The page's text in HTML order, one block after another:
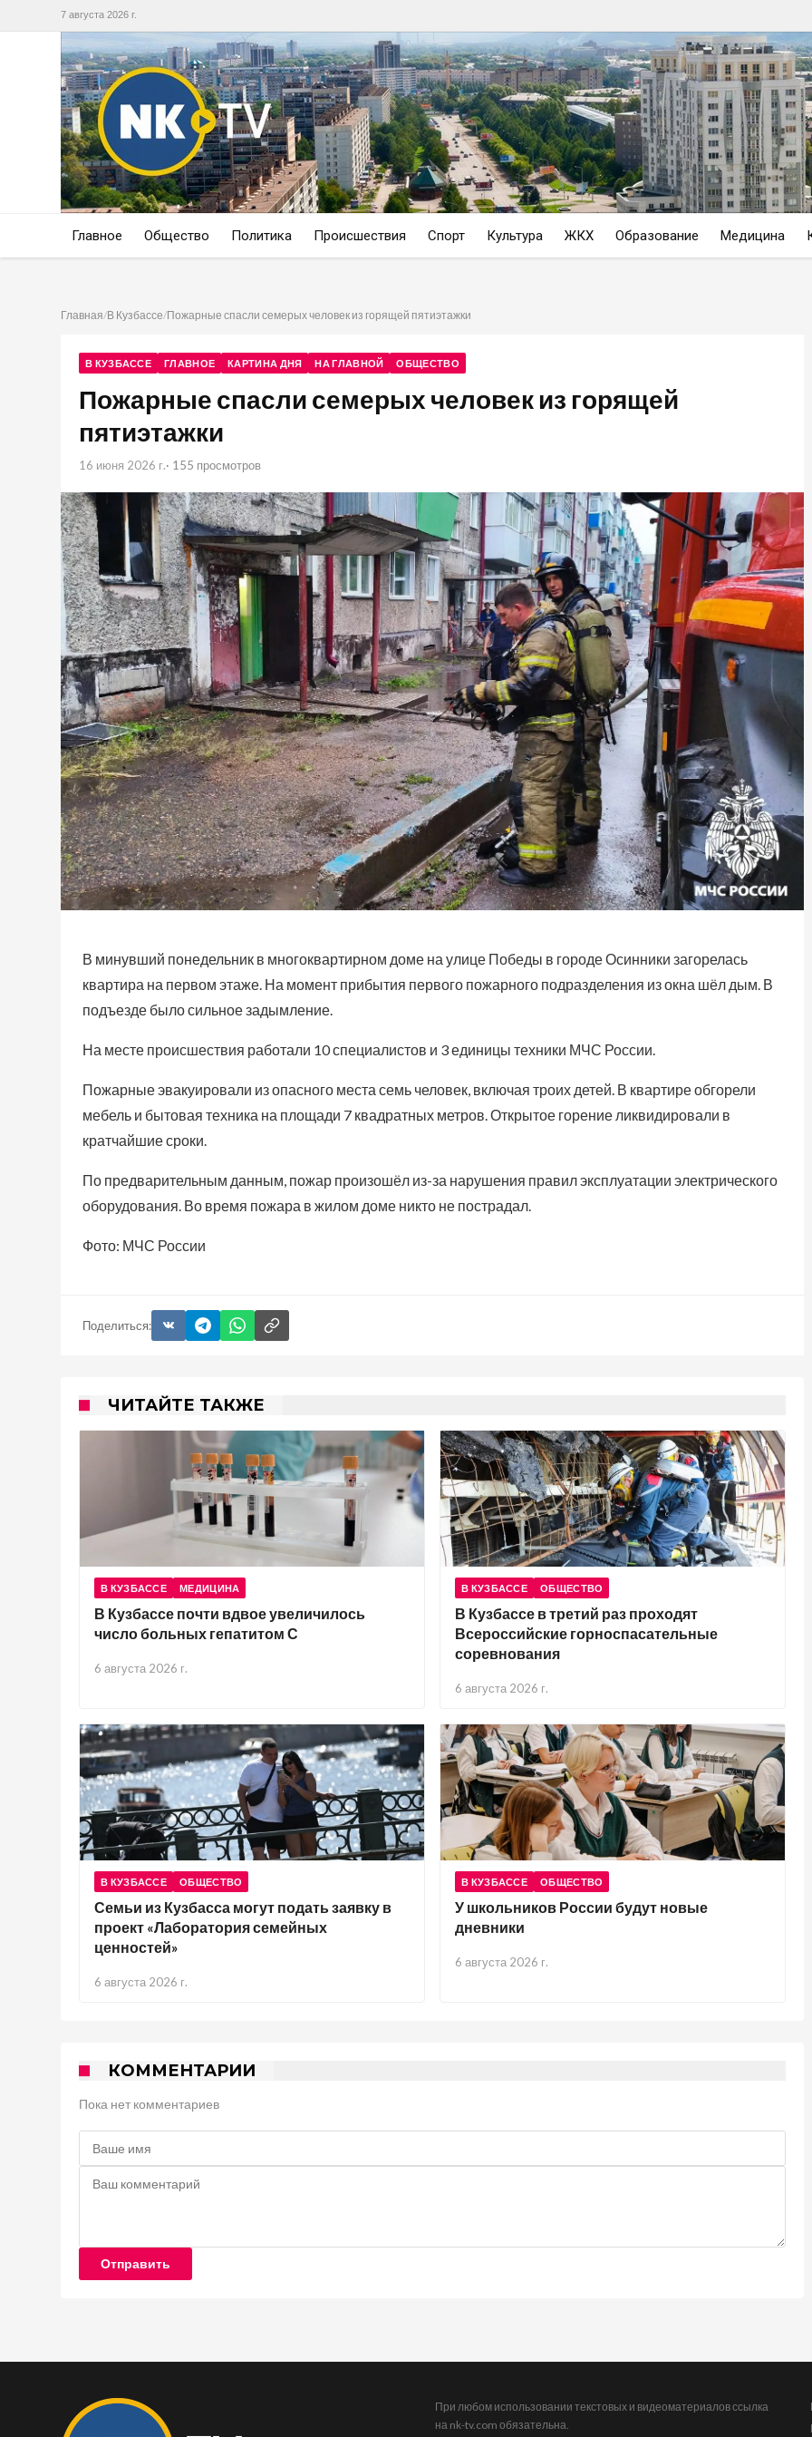
7 августа 2026 г.
Главное Общество Политика Происшествия Спорт Культура ЖКХ Образование Медицина
Главная/В Кузбассе/Пожарные спасли семерых человек из горящей пятиэтажки
В КУЗБАССЕ ГЛАВНОЕ КАРТИНА ДНЯ НА ГЛАВНОЙ ОБЩЕСТВО
Пожарные спасли семерых человек из горящей
пятиэтажки
16 июня 2026 г.· 155 просмотров
В минувший понедельник в многоквартирном доме на улице Победы в городе Осинники загорелась
квартира на первом этаже. На момент прибытия первого пожарного подразделения из окна шёл дым. В
подъезде было сильное задымление.
На месте происшествия работали 10 специалистов и 3 единицы техники МЧС России.
Пожарные эвакуировали из опасного места семь человек, включая троих детей. В квартире обгорели
мебель и бытовая техника на площади 7 квадратных метров. Открытое горение ликвидировали в
кратчайшие сроки.
По предварительным данным, пожар произошёл из-за нарушения правил эксплуатации электрического
оборудования. Во время пожара в жилом доме никто не пострадал.
Фото: МЧС России
Поделиться:
ЧИТАЙТЕ ТАКЖЕ
В КУЗБАССЕ МЕДИЦИНА
В Кузбассе почти вдвое увеличилось
число больных гепатитом С
6 августа 2026 г.
В КУЗБАССЕ ОБЩЕСТВО
В Кузбассе в третий раз проходят
Всероссийские горноспасательные
соревнования
6 августа 2026 г.
В КУЗБАССЕ ОБЩЕСТВО
Семьи из Кузбасса могут подать заявку в
проект «Лаборатория семейных
ценностей»
6 августа 2026 г.
В КУЗБАССЕ ОБЩЕСТВО
У школьников России будут новые
дневники
6 августа 2026 г.
КОММЕНТАРИИ
Пока нет комментариев
Отправить
При любом использовании текстовых и видеоматериалов ссылка
на nk-tv.com обязательна.